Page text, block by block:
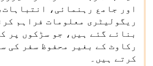
اور جامع رہنمائی،
ریگولیٹری معلومات فراہم
بنائے گئے ہیں، جو سڑکوں پر
رکاوٹ کے بغیر محفوظ سفر کی
کرتے ہیں۔